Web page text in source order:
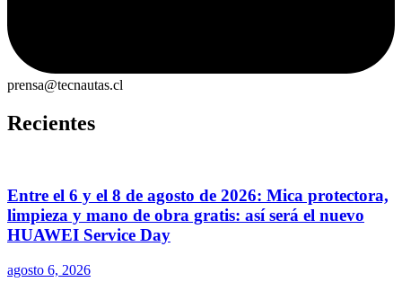
prensa@tecnautas.cl
Recientes
Entre el 6 y el 8 de agosto de 2026: Mica protectora,
limpieza y mano de obra gratis: así será el nuevo
HUAWEI Service Day
agosto 6, 2026